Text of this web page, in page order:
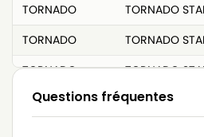
TORNADO
TORNADO
TORNADO
TORNADO
TORNADO
TORNADO
TORNADO
TORNADO
Questions fréquentes